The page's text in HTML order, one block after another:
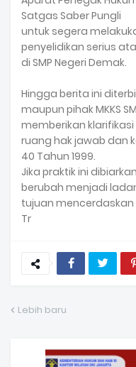
Satgas Saber Pungli
untuk segera
penyelidikan serius
di SMP Negeri Demak.
Hingga berita ini
maupun pihak MKKS
memberikan
ruang hak jawab dan
40 Tahun 1999.
Jika praktik ini
berubah menjadi
tujuan
Tr
Lebih baru